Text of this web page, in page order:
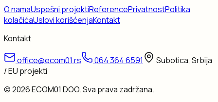
O namaUspešni projektiReferencePrivatnostPolitika
kolačićaUslovi korišćenjaKontakt
Kontakt
office@ecom01.rs 064 364 6591
Subotica, Srbija
/ EU projekti
©2026ECOM01 DOO. Sva prava zadržana.